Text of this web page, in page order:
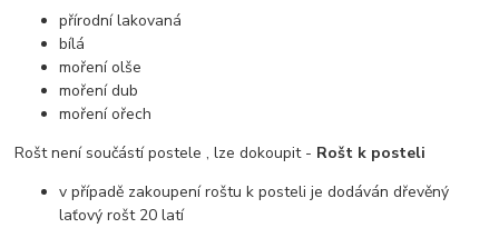
přírodní lakovaná
bílá
moření olše
moření dub
moření ořech
Rošt není součástí postele , lze dokoupit - Rošt k posteli
v případě zakoupení roštu k posteli je dodáván dřevěný
laťový rošt 20 latí